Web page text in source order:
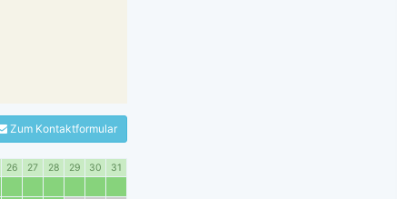
Zum Kontaktformular
26 27 28 29 30
31